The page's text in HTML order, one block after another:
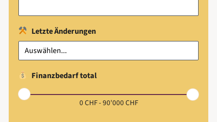
Letzte Änderungen
Finanzbedarf total
0CHF -90'000CHF